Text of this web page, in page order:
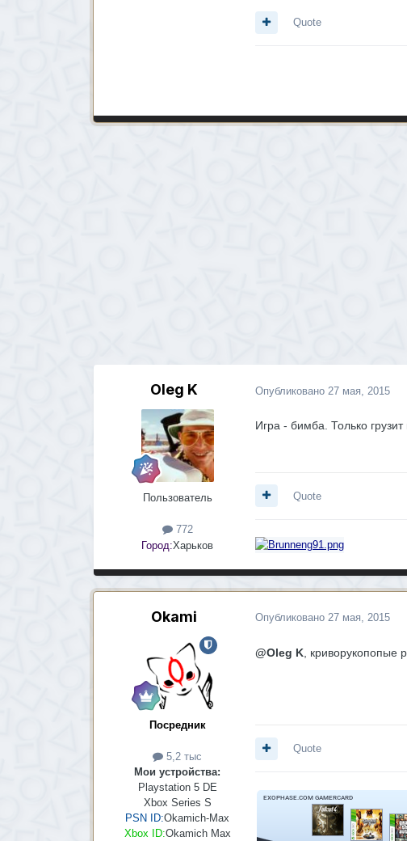
Quote
Oleg K
Пользователь
772
Город:Харьков
Опубликовано 27 мая, 2015
Игра - бимба. Только
Quote
Okami
Посредник
5,2 тыс
Мои устройства:
Playstation 5 DE
Xbox Series S
PSN ID:Okamich-Max
Xbox ID:Okamich Max
Опубликовано 27 мая, 2015
@Oleg K, криворукопопые
Quote